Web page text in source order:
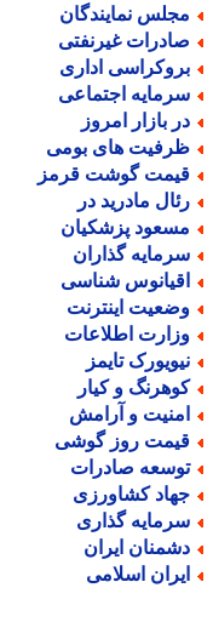
نمایندگان
غیرنفتی
اداری
اجتماعی
بازار امروز
های بومی
گوشت قرمز
مادرید در
پزشکیان
گذاران
شناسی
اینترنت
اطلاعات
تایمز
و کیار
و آرامش
روز گوشی
صادرات
کشاورزی
گذاری
ایران
اسلامی